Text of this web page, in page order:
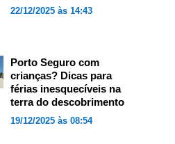
22/12/2025 às 14:43
Porto Seguro com
crianças? Dicas para
férias inesquecíveis na
terra do descobrimento
19/12/2025 às 08:54